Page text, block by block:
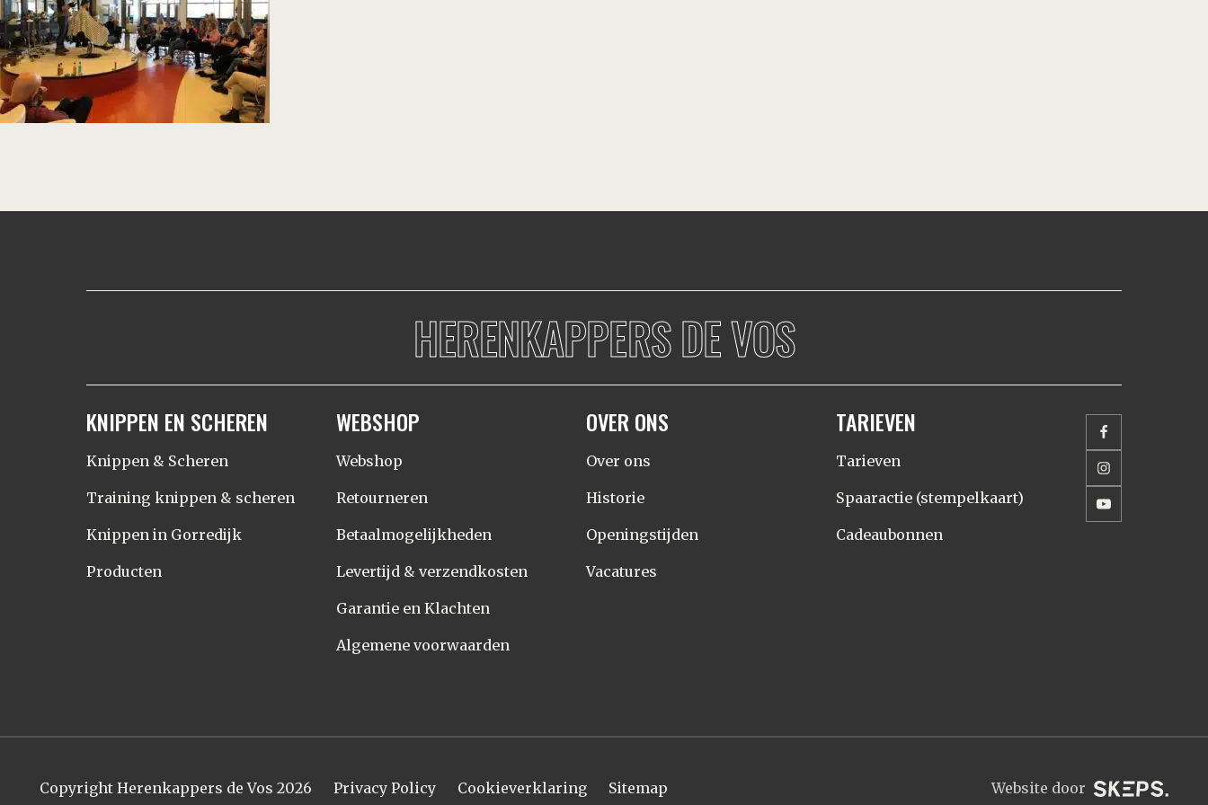
HERENKAPPERS DE VOS
KNIPPEN EN SCHEREN
Knippen & Scheren
Training knippen & scheren
Knippen in Gorredijk
Producten
WEBSHOP
Webshop
Retourneren
Betaalmogelijkheden
Levertijd & verzendkosten
Garantie en Klachten
Algemene voorwaarden
OVER ONS
Over ons
Historie
Openingstijden
Vacatures
TARIEVEN
Tarieven
Spaaractie (stempelkaart)
Cadeaubonnen
Copyright Herenkappers de Vos 2026 Privacy Policy Cookieverklaring Sitemap Website door